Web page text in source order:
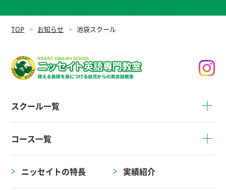
TOP お知らせ 池袋スクール
スクール一覧
コース一覧
ニッセイトの特長 実績紹介